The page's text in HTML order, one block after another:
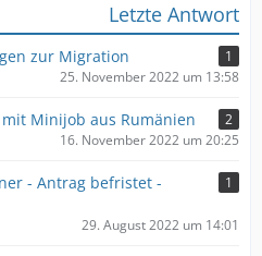
Letzte Antwort
zur Migration
1
25. November 2022 um 13:58
mit Minijob aus Rumänien
2
16. November 2022 um 20:25
- Antrag befristet -
1
29. August 2022 um 14:01